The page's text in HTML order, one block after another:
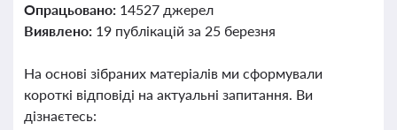
Опрацьовано: 14527 джерел
Виявлено: 19 публікацій за 25 березня
На основі зібраних матеріалів ми сформували
короткі відповіді на актуальні запитання. Ви
дізнаєтесь: